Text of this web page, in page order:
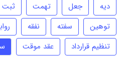
دیه جعل تهمت
توهین
سفته نفقه
تنظیم قرارداد
عقد موقت